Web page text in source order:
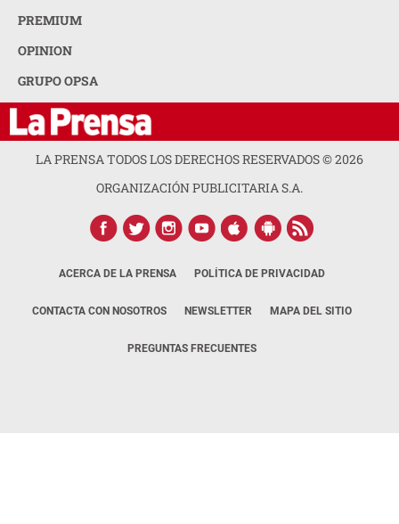
PREMIUM
OPINION
GRUPO OPSA
LA PRENSA TODOS LOS DERECHOS RESERVADOS ©2026
ORGANIZACIÓN PUBLICITARIA S.A.
ACERCA DE LA PRENSA POLÍTICA DE PRIVACIDAD
CONTACTA CON NOSOTROS NEWSLETTER MAPA DEL SITIO
PREGUNTAS FRECUENTES